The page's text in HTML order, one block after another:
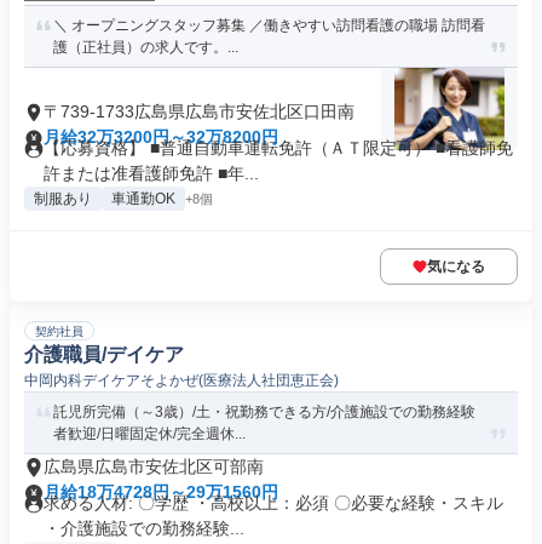
＼ オープニングスタッフ募集 ／働きやすい訪問看護の職場 訪問看
護（正社員）の求人です。...
〒739-1733広島県広島市安佐北区口田南
月給32万3200円～32万8200円
【応募資格】 ■普通自動車運転免許（ＡＴ限定可） ■看護師免
許または准看護師免許 ■年...
制服あり 車通勤OK +8個
気になる
契約社員
介護職員/デイケア
中岡内科デイケアそよかぜ(医療法人社団恵正会)
託児所完備（～3歳）/土・祝勤務できる方/介護施設での勤務経験
者歓迎/日曜固定休/完全週休...
広島県広島市安佐北区可部南
月給18万4728円～29万1560円
求める人材: 〇学歴 ・高校以上：必須 〇必要な経験・スキル
・介護施設での勤務経験...